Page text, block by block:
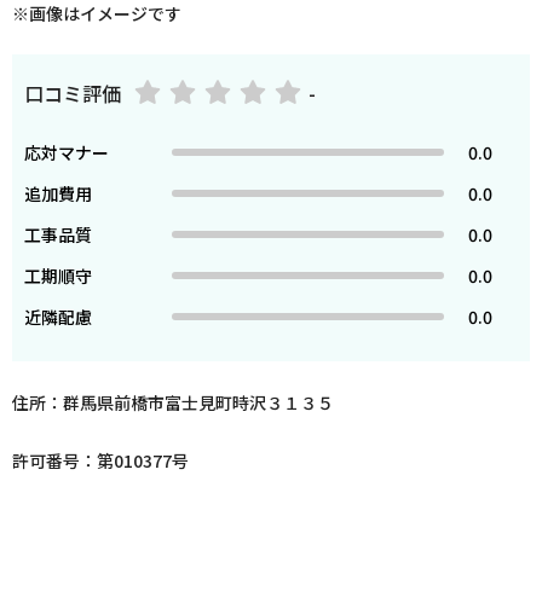
※画像はイメージです
口コミ評価 -
応対マナー
0.0
追加費用
0.0
工事品質
0.0
工期順守
0.0
近隣配慮
0.0
住所：群馬県前橋市富士見町時沢３１３５
許可番号：第010377号